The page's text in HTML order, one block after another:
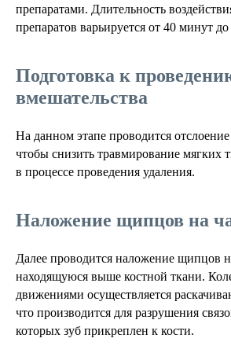
препаратами. Длительность
препаратов варьируется от 40 минут
Подготовка к
вмешательства
На данном этапе проводится
чтобы снизить травмирование мягких
в процессе проведения удаления.
Наложение щипцов на
Далее проводится наложение щипцов
находящуюся выше костной ткани.
движениями осуществляется
что производится для разрушения
которых зуб прикреплен к кости.